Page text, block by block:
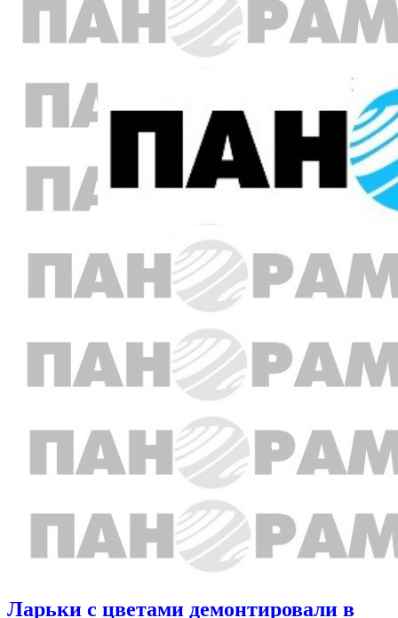
Ларьки с цветами демонтировали в